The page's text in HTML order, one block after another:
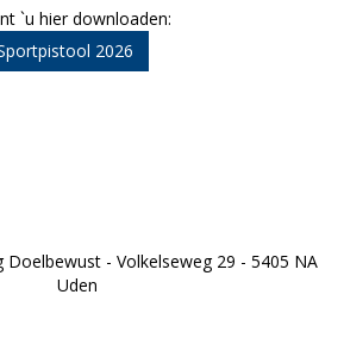
`u hier downloaden:
2026
Doelbewust - Volkelseweg 29 - 5405 NA
Uden